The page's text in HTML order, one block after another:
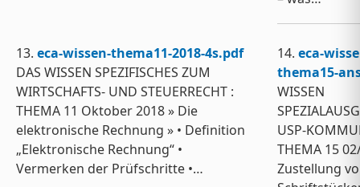
13. eca-wissen-thema11-2018-4s.pdf
DAS WISSEN SPEZIFISCHES ZUM
WIRTSCHAFTS- UND STEUERRECHT :
THEMA 11 Oktober 2018 » Die
elektronische Rechnung » • Definition
„Elektronische Rechnung“ •
Vermerken der Prüfschritte •…
14. eca-
thema15-
WISSEN
USP-
THEMA 15
Zustellung